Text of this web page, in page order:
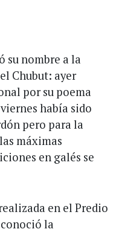
su nombre a la
Chubut: ayer
por su poema
había sido
pero para la
máximas
en galés se
en el Predio
la